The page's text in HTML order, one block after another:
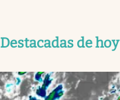
Destacadas de hoy